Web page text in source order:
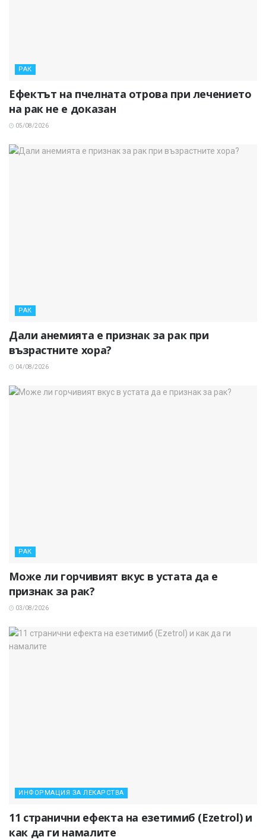
РАК
Ефектът на пчелната отрова при лечението
на рак не е доказан
05/08/2026
РАК
Дали анемията е признак за рак при
възрастните хора?
04/08/2026
РАК
Може ли горчивият вкус в устата да е
признак за рак?
03/08/2026
ИНФОРМАЦИЯ ЗА ЛЕКАРСТВА
11 странични ефекта на езетимиб (Ezetrol) и
как да ги намалите